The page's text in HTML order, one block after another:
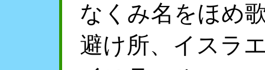
なくみ名をほめ
避け所、イスラ